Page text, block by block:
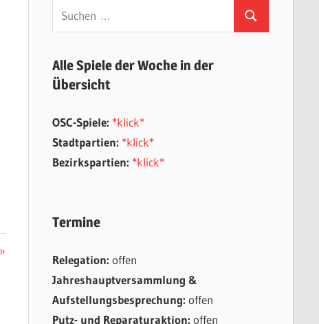
Suchen
nach:
Suchen
Alle Spiele der Woche in der
Übersicht
OSC-Spiele: *klick*
Stadtpartien: *klick*
Bezirkspartien: *klick*
Termine
Relegation: offen
Jahreshauptversammlung &
Aufstellungsbesprechung: offen
Putz- und Reparaturaktion: offen